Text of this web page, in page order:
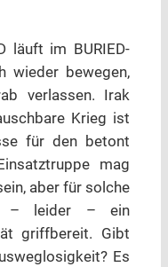
läuft im BURIED-
wieder bewegen,
verlassen. Irak
Krieg ist
für den betont
mag
aber für solche
– leider – ein
griffbereit. Gibt
Es